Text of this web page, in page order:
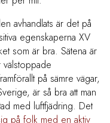
avhandlats är det på
egenskaperna XV
som är bra. Sätena är
välstoppade
på sämre vägar,
är så bra att man
med luftfjädring. Det
på folk med en aktiv